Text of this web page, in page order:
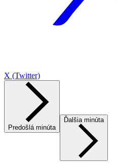
X (Twitter)
Predošlá minúta
Ďalšia minúta